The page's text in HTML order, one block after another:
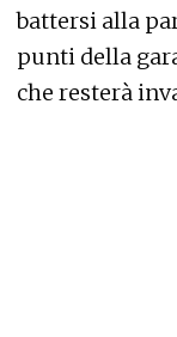
battersi alla
punti della
che resterà